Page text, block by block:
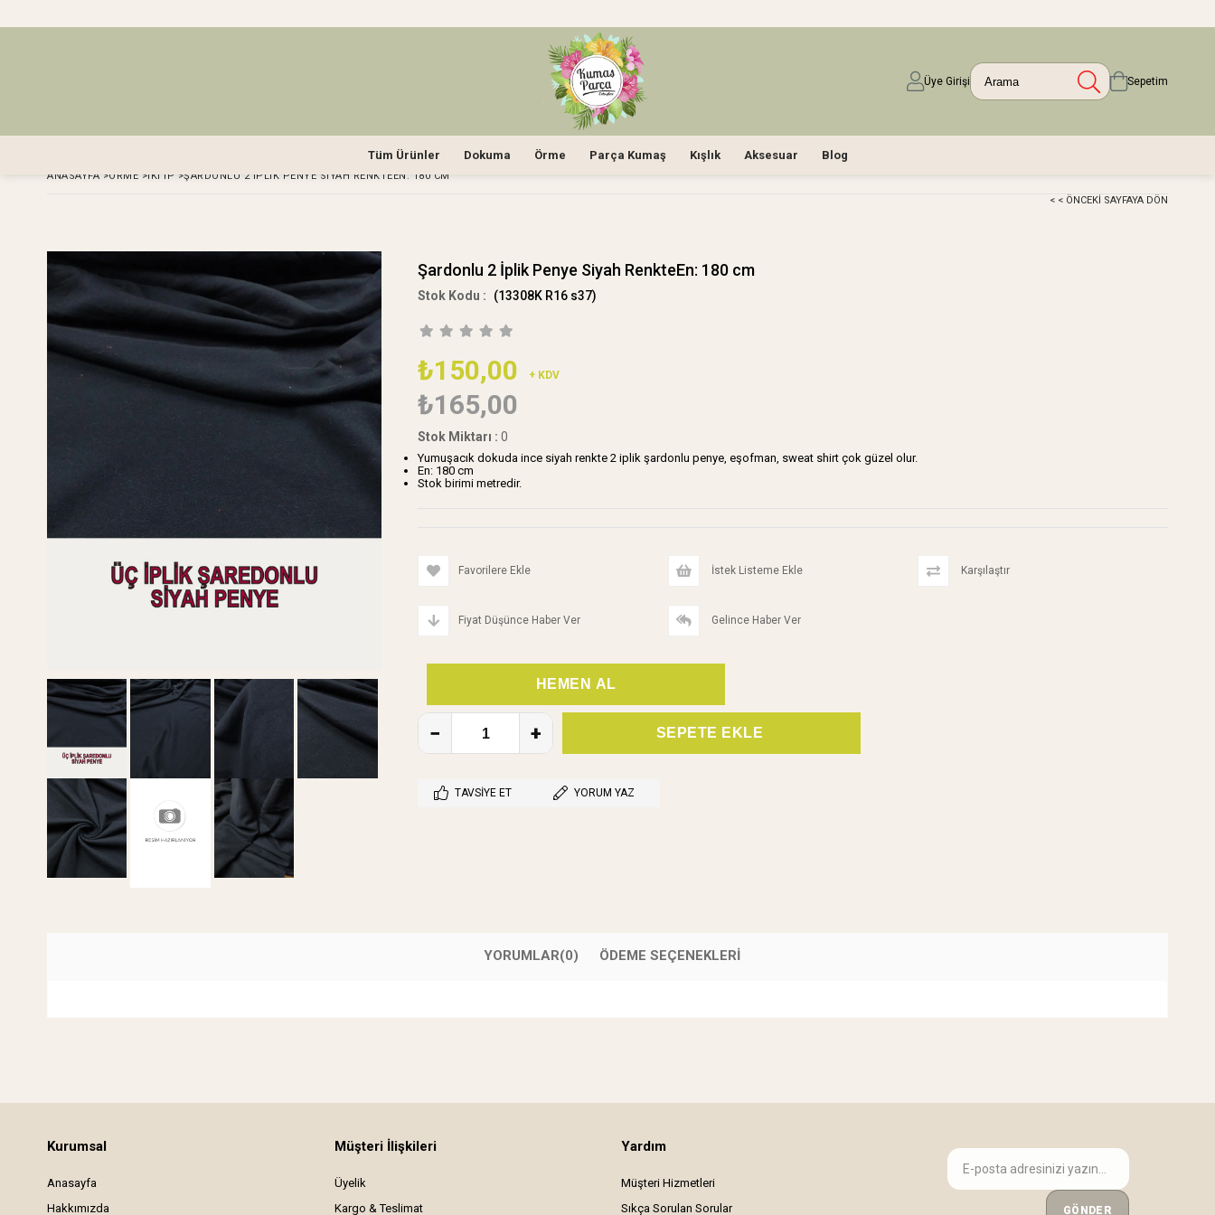
Üye Girişi Sepetim
Tüm Ürünler Dokuma Örme Parça Kumaş Kışlık Aksesuar Blog
ANASAYFA >ÖRME >İKI IP >ŞARDONLU 2 İPLIK PENYE SIYAH RENKTEEN: 180 CM
< < ÖNCEKI SAYFAYA DÖN
Şardonlu 2 İplik Penye Siyah RenkteEn: 180 cm
(13308K R16 s37)
₺150,00 + KDV
₺165,00
Stok Miktarı : 0
Yumuşacık dokuda ince siyah renkte 2 iplik şardonlu penye, eşofman, sweat shirt çok güzel olur.
En: 180 cm
Stok birimi metredir.
Favorilere Ekle İstek Listeme Ekle Karşılaştır
Fiyat Düşünce Haber Ver Gelince Haber Ver
TAVSIYE ET YORUM YAZ
YORUMLAR(0) ÖDEME SEÇENEKLERI
Kurumsal
Anasayfa
Hakkımızda
Müşteri İlişkileri
Üyelik
Kargo & Teslimat
Yardım
Müşteri Hizmetleri
Sıkça Sorulan Sorular
GÖNDER